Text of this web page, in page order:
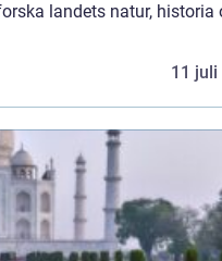
landets natur, historia
11 juli